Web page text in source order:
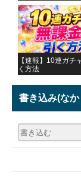
【速報】10連ガチ
く方法
書き込み(な